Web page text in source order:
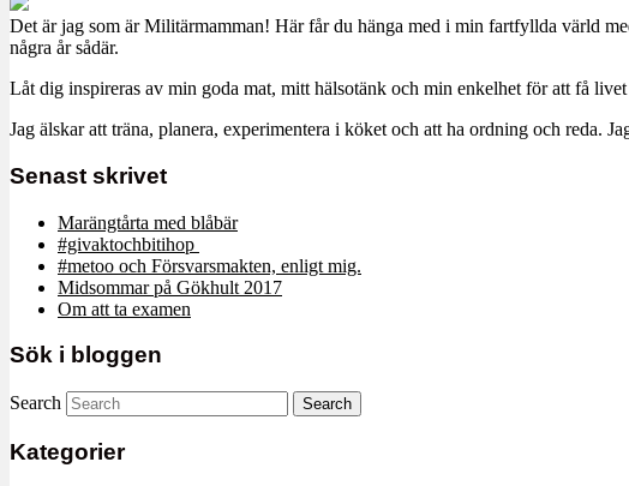
Det är jag som är Militärmamman! Här får du hänga med i min fartfyllda värld
några år sådär.
Låt dig inspireras av min goda mat, mitt hälsotänk och min enkelhet för att få
Jag älskar att träna, planera, experimentera i köket och att ha ordning och reda.
Senast skrivet
Marängtårta med blåbär
#givaktochbitihop
#metoo och Försvarsmakten, enligt mig.
Midsommar på Gökhult 2017
Om att ta examen
Sök i bloggen
Search
Kategorier